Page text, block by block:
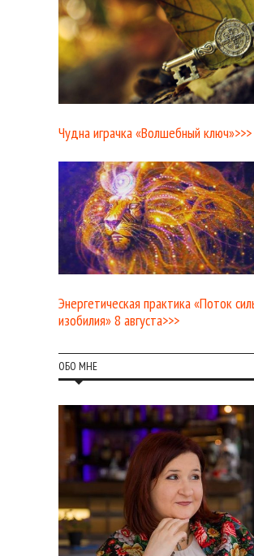
Чудна играчка «Волшебный ключ»>>>
Энергетическая практика «Поток
изобилия» 8 августа>>>
ОБО МНЕ